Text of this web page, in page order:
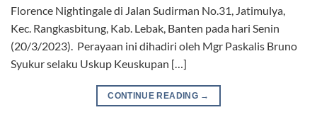
Florence Nightingale di Jalan Sudirman No.31, Jatimulya,
Kec. Rangkasbitung, Kab. Lebak, Banten pada hari Senin
(20/3/2023). Perayaan ini dihadiri oleh Mgr Paskalis Bruno
Syukur selaku Uskup Keuskupan […]
CONTINUE READING →